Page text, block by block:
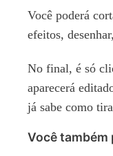
Você poderá
efeitos,
No final, é só
aparecerá
já sabe como
Você também